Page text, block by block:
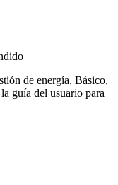
de energía, Básico,
guía del usuario para